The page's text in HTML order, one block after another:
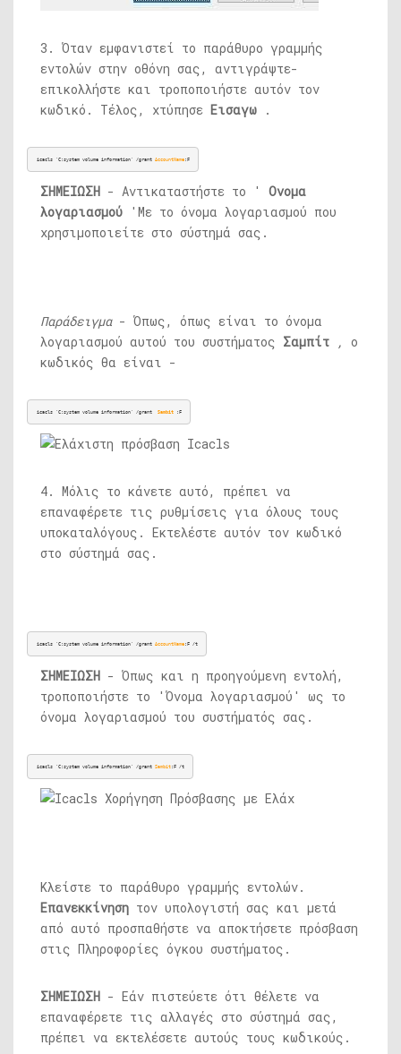
3. Όταν εμφανιστεί το παράθυρο γραμμής
εντολών στην οθόνη σας, αντιγράψτε-
επικολλήστε και τροποποιήστε αυτόν τον
κωδικό. Τέλος, χτύπησε Εισαγω .
icacls 'C:system volume information' /grant AccountName:F
ΣΗΜΕΙΩΣΗ - Αντικαταστήστε το ' Ονομα
λογαριασμού 'Με το όνομα λογαριασμού που
χρησιμοποιείτε στο σύστημά σας.
Παράδειγμα- Όπως, όπως είναι το όνομα
λογαριασμού αυτού του συστήματος Σαμπίτ , ο
κωδικός θα είναι -
icacls 'C:system volume information' /grant Sambit :F
4. Μόλις το κάνετε αυτό, πρέπει να
επαναφέρετε τις ρυθμίσεις για όλους τους
υποκαταλόγους. Εκτελέστε αυτόν τον κωδικό
στο σύστημά σας.
icacls 'C:system volume information' /grant AccountName:F /t
ΣΗΜΕΙΩΣΗ - Όπως και η προηγούμενη εντολή,
τροποποιήστε το 'Όνομα λογαριασμού' ως το
όνομα λογαριασμού του συστήματός σας.
icacls 'C:system volume information' /grant Sambit:F /t
Κλείστε το παράθυρο γραμμής εντολών.
Επανεκκίνηση τον υπολογιστή σας και μετά
από αυτό προσπαθήστε να αποκτήσετε πρόσβαση
στις Πληροφορίες όγκου συστήματος.
ΣΗΜΕΙΩΣΗ - Εάν πιστεύετε ότι θέλετε να
επαναφέρετε τις αλλαγές στο σύστημά σας,
πρέπει να εκτελέσετε αυτούς τους κωδικούς.